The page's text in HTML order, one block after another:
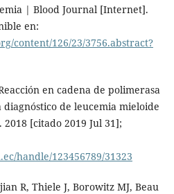
| Blood Journal [Internet].
en:
content/126/23/3756.abstract?
en cadena de polimerasa
de leucemia mieloide
2018 [citado 2019 Jul 31];
handle/123456789/31323
R, Thiele J, Borowitz MJ, Beau